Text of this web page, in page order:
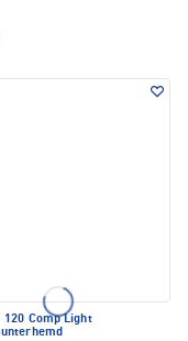
120 Comp Light